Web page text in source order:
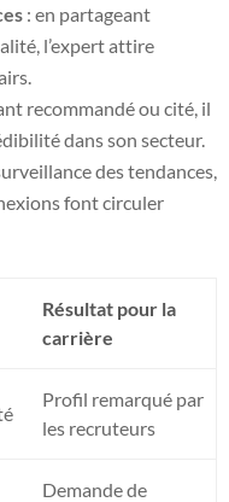
: en partageant
l’expert attire
recommandé ou cité, il
dans son secteur.
des tendances,
font circuler
Résultat pour la
carrière
Profil remarqué par
les recruteurs
Demande de